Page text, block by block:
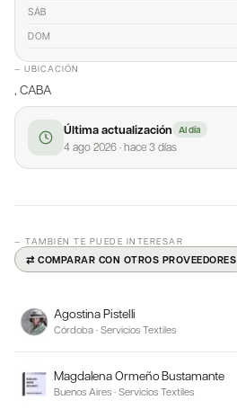
SÁB
DOM
— UBICACIÓN
, CABA
Última actualización Al día
4 ago 2026·hace 3 días
— TAMBIÉN TE PUEDE INTERESAR
⇄ COMPARAR CON OTROS PROVEEDORES
Agostina Pistelli
Córdoba · Servicios Textiles
Magdalena Ormeño Bustamante
Buenos Aires · Servicios Textiles